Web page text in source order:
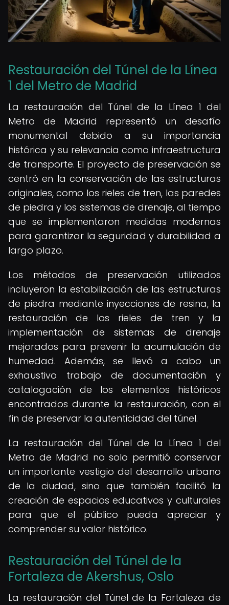
Restauración del Túnel de la Línea
1 del Metro de Madrid
La restauración del Túnel de la Línea 1 del
Metro de Madrid representó un desafío
monumental debido a su importancia
histórica y su relevancia como infraestructura
de transporte. El proyecto de preservación se
centró en la conservación de las estructuras
originales, como los rieles de tren, las paredes
de piedra y los sistemas de drenaje, al tiempo
que se implementaron medidas modernas
para garantizar la seguridad y durabilidad a
largo plazo.
Los métodos de preservación utilizados
incluyeron la estabilización de las estructuras
de piedra mediante inyecciones de resina, la
restauración de los rieles de tren y la
implementación de sistemas de drenaje
mejorados para prevenir la acumulación de
humedad. Además, se llevó a cabo un
exhaustivo trabajo de documentación y
catalogación de los elementos históricos
encontrados durante la restauración, con el
fin de preservar la autenticidad del túnel.
La restauración del Túnel de la Línea 1 del
Metro de Madrid no solo permitió conservar
un importante vestigio del desarrollo urbano
de la ciudad, sino que también facilitó la
creación de espacios educativos y culturales
para que el público pueda apreciar y
comprender su valor histórico.
Restauración del Túnel de la
Fortaleza de Akershus, Oslo
La restauración del Túnel de la Fortaleza de